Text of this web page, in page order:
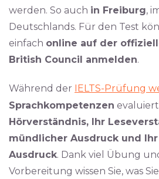
werden. So auch in Freiburg,
Deutschlands. Für den Test
einfach online auf der
British Council anmelden.
Während der IELTS-Prüfung
Sprachkompetenzen
Hörverständnis, Ihr
mündlicher Ausdruck und
Ausdruck. Dank viel Übung
Vorbereitung wissen Sie, was